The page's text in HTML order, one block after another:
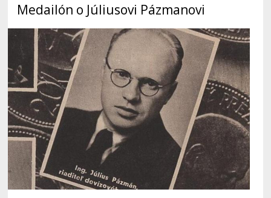
Július Pázman dlhé roky pôsobil ako profesor na dnešnej
Ekonomickej univerzite, v rokoch 1948 – 1949 ako jej
rektor....
Čítajte viac v medajlóniku o Júliusovi Pázmanovi, ktorý
pripravila a zverejnila NBS na svojej stránke a na
Facebooku....